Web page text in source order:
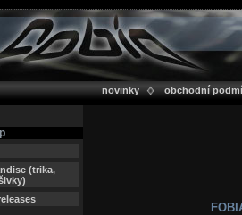
novinky obchodní
(trika,